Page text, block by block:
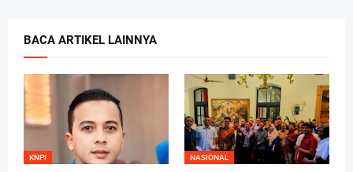
BACA ARTIKEL LAINNYA
KNPI NASIONAL